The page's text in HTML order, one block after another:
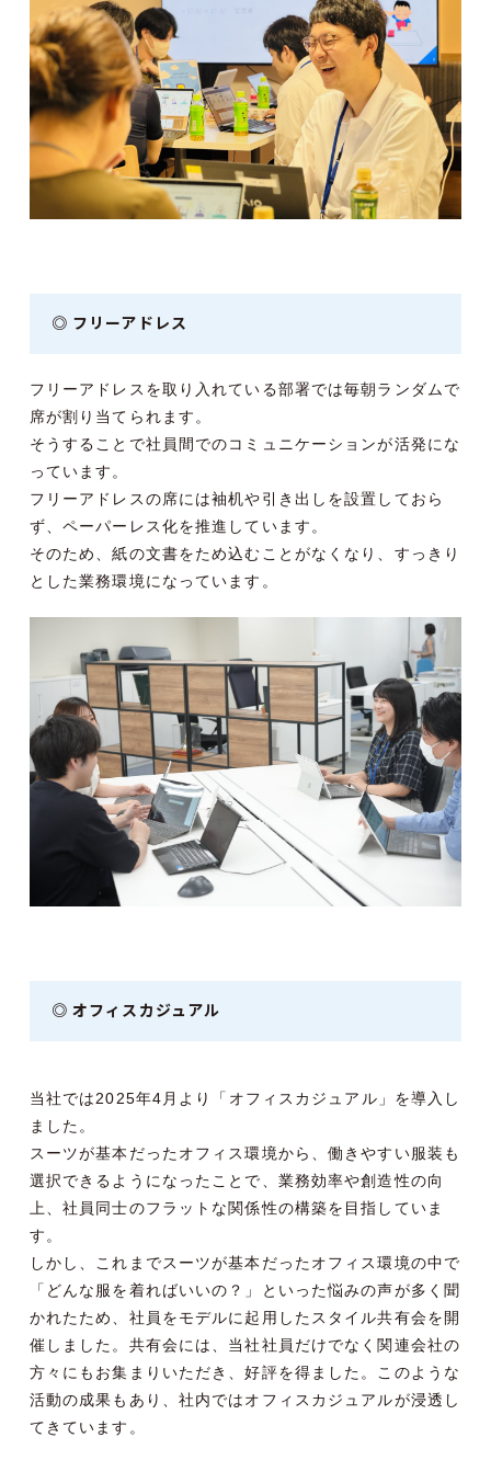
◎ フリーアドレス
フリーアドレスを取り入れている部署では毎朝ランダムで
席が割り当てられます。
そうすることで社員間でのコミュニケーションが活発にな
っています。
フリーアドレスの席には袖机や引き出しを設置しておら
ず、ペーパーレス化を推進しています。
そのため、紙の文書をため込むことがなくなり、すっきり
とした業務環境になっています。
◎ オフィスカジュアル
当社では2025年4月より「オフィスカジュアル」を導入し
ました。
スーツが基本だったオフィス環境から、働きやすい服装も
選択できるようになったことで、業務効率や創造性の向
上、社員同士のフラットな関係性の構築を目指していま
す。
しかし、これまでスーツが基本だったオフィス環境の中で
「どんな服を着ればいいの？」といった悩みの声が多く聞
かれたため、社員をモデルに起用したスタイル共有会を開
催しました。共有会には、当社社員だけでなく関連会社の
方々にもお集まりいただき、好評を得ました。このような
活動の成果もあり、社内ではオフィスカジュアルが浸透し
てきています。